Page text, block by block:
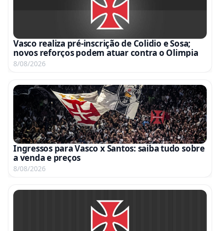
Vasco realiza pré-inscrição de Colidio e Sosa;
novos reforços podem atuar contra o Olimpia
8/08/2026
Ingressos para Vasco x Santos: saiba tudo sobre
a venda e preços
8/08/2026